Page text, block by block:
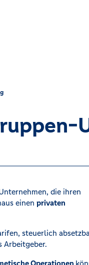
die ihren
einenprivaten
steuerlich
Arbeitgeber.